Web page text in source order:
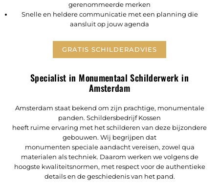
gerenommeerde merken
Snelle en heldere communicatie met een planning die
aansluit op jouw agenda
GRATIS SCHILDERADVIES
Specialist in Monumentaal Schilderwerk in
Amsterdam
Amsterdam staat bekend om zijn prachtige, monumentale
panden. Schildersbedrijf Kossen
heeft ruime ervaring met het schilderen van deze bijzondere
gebouwen. Wij begrijpen dat
monumenten speciale aandacht vereisen, zowel qua
materialen als techniek. Daarom werken we volgens de
hoogste kwaliteitsnormen, met respect voor de authentieke
details en de geschiedenis van het pand.